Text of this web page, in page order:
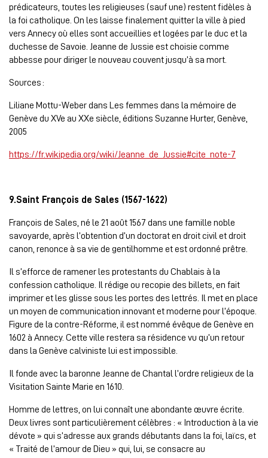
prédicateurs, toutes les religieuses (sauf une) restent fidèles à
la foi catholique. On les laisse finalement quitter la ville à pied
vers Annecy où elles sont accueillies et logées par le duc et la
duchesse de Savoie. Jeanne de Jussie est choisie comme
abbesse pour diriger le nouveau couvent jusqu’à sa mort.
Sources :
Liliane Mottu-Weber dans Les femmes dans la mémoire de
Genève du XVe au XXe siècle, éditions Suzanne Hurter, Genève,
2005
https://fr.wikipedia.org/wiki/Jeanne_de_Jussie#cite_note-7
9.Saint François de Sales (1567-1622)
François de Sales, né le 21 août 1567 dans une famille noble
savoyarde, après l’obtention d’un doctorat en droit civil et droit
canon, renonce à sa vie de gentilhomme et est ordonné prêtre.
Il s’efforce de ramener les protestants du Chablais à la
confession catholique. Il rédige ou recopie des billets, en fait
imprimer et les glisse sous les portes des lettrés. Il met en place
un moyen de communication innovant et moderne pour l’époque.
Figure de la contre-Réforme, il est nommé évêque de Genève en
1602 à Annecy. Cette ville restera sa résidence vu qu’un retour
dans la Genève calviniste lui est impossible.
Il fonde avec la baronne Jeanne de Chantal l’ordre religieux de la
Visitation Sainte Marie en 1610.
Homme de lettres, on lui connaît une abondante œuvre écrite.
Deux livres sont particulièrement célèbres : « Introduction à la vie
dévote » qui s’adresse aux grands débutants dans la foi, laïcs, et
« Traité de l’amour de Dieu » qui, lui, se consacre au